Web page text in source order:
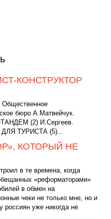
КОНСТРУКТОР
бюро А.Матвейчук.
(2) И.Сергеев.
ТУРИСТА (5)...
КОТОРЫЙ НЕ
в те времена, когда
«реформаторами»
в обмен на
чеки не только мне, но и
россиян уже никогда не